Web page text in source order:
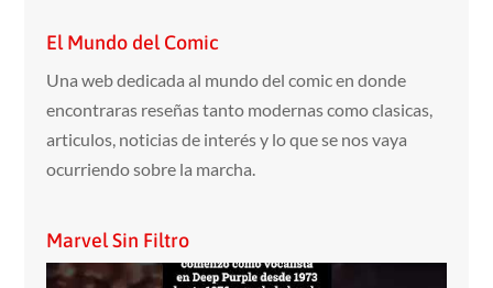
El Mundo del Comic
Una web dedicada al mundo del comic en donde
encontraras reseñas tanto modernas como clasicas,
articulos, noticias de interés y lo que se nos vaya
ocurriendo sobre la marcha.
Marvel Sin Filtro